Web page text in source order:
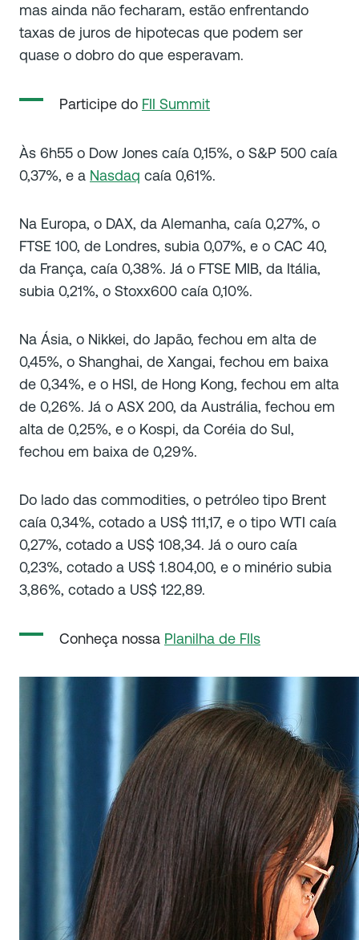
mas ainda não fecharam, estão enfrentando
taxas de juros de hipotecas que podem ser
quase o dobro do que esperavam.
Participe do FII Summit
Às 6h55 o Dow Jones caía 0,15%, o S&P 500 caía
0,37%, e a Nasdaq caía 0,61%.
Na Europa, o DAX, da Alemanha, caía 0,27%, o
FTSE 100, de Londres, subia 0,07%, e o CAC 40,
da França, caía 0,38%. Já o FTSE MIB, da Itália,
subia 0,21%, o Stoxx600 caía 0,10%.
Na Ásia, o Nikkei, do Japão, fechou em alta de
0,45%, o Shanghai, de Xangai, fechou em baixa
de 0,34%, e o HSI, de Hong Kong, fechou em alta
de 0,26%. Já o ASX 200, da Austrália, fechou em
alta de 0,25%, e o Kospi, da Coréia do Sul,
fechou em baixa de 0,29%.
Do lado das commodities, o petróleo tipo Brent
caía 0,34%, cotado a US$ 111,17, e o tipo WTI caía
0,27%, cotado a US$ 108,34. Já o ouro caía
0,23%, cotado a US$ 1.804,00, e o minério subia
3,86%, cotado a US$ 122,89.
Conheça nossa Planilha de FIIs